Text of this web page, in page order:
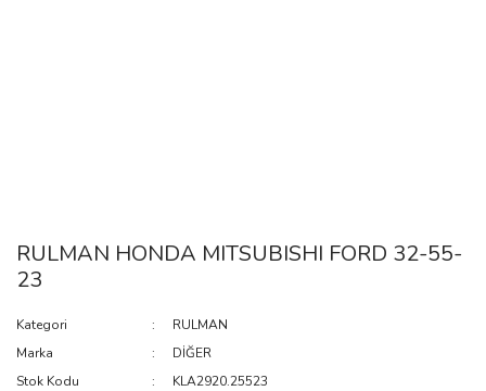
RULMAN HONDA MITSUBISHI FORD 32-55-
23
Kategori
RULMAN
Marka
DİĞER
Stok Kodu
KLA2920.25523